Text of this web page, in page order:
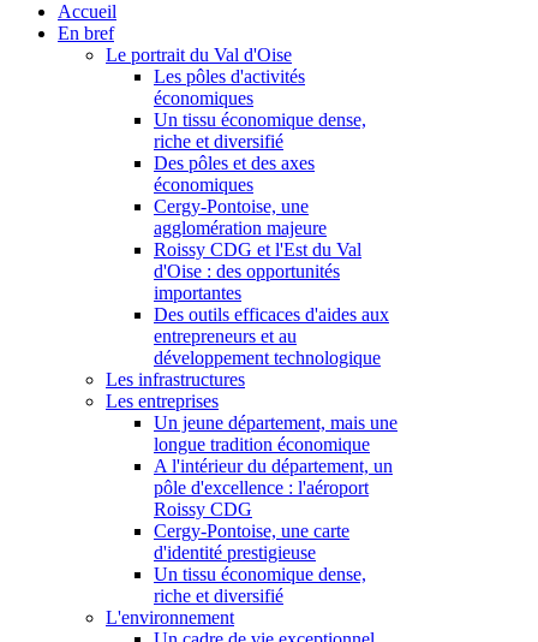
Accueil
En bref
Le portrait du Val d'Oise
Les pôles d'activités
économiques
Un tissu économique dense,
riche et diversifié
Des pôles et des axes
économiques
Cergy-Pontoise, une
agglomération majeure
Roissy CDG et l'Est du Val
d'Oise : des opportunités
importantes
Des outils efficaces d'aides aux
entrepreneurs et au
développement technologique
Les infrastructures
Les entreprises
Un jeune département, mais une
longue tradition économique
A l'intérieur du département, un
pôle d'excellence : l'aéroport
Roissy CDG
Cergy-Pontoise, une carte
d'identité prestigieuse
Un tissu économique dense,
riche et diversifié
L'environnement